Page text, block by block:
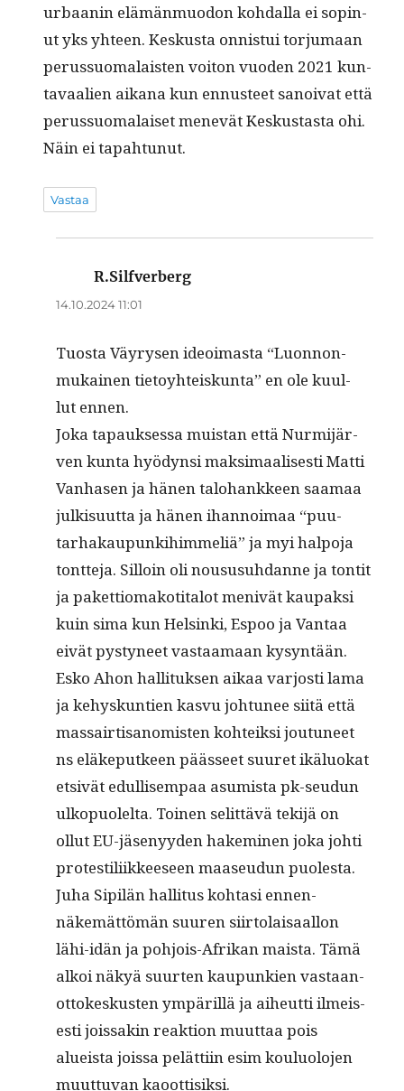
urbaanin elämän­muodon kohdal­la ei sopin­
ut yks yhteen. Keskus­ta onnis­tui tor­ju­maan
perus­suo­ma­lais­ten voiton vuo­den 2021 kun­
tavaalien aikana kun ennus­teet sanoi­vat että
perus­suo­ma­laiset menevät Keskus­tas­ta ohi.
Näin ei tapahtunut.
Vastaa
R.Silfverberg
14.10.2024 11:01
Tuos­ta Väyry­sen ideoimas­ta “Luon­non­
mukainen tietoy­hteiskun­ta” en ole kuul­
lut ennen.
Joka tapauk­ses­sa muis­tan että Nur­mi­jär­
ven kun­ta hyö­dyn­si mak­si­maalis­es­ti Mat­ti
Van­hasen ja hänen talo­hankkeen saa­maa
julk­isu­ut­ta ja hänen ihan­noimaa “puu­
tarhakaupunki­him­meliä” ja myi halpo­ja
tont­te­ja. Sil­loin oli noususuh­danne ja ton­tit
ja paket­tiomakoti­talot menivät kau­pak­si
kuin sima kun Helsin­ki, Espoo ja Van­taa
eivät pystyneet vas­taa­maan kysyntään.
Esko Ahon hal­li­tuk­sen aikaa var­josti lama
ja kehyskun­tien kasvu johtunee siitä että
mas­sair­ti­san­omis­ten kohteik­si joutuneet
ns eläkeput­keen päässeet suuret ikälu­okat
etsivät edullisem­paa asum­ista pk-seudun
ulkop­uolelta. Toinen selit­tävä tek­i­jä on
ollut EU-jäsenyy­den hakem­i­nen joka johti
protestili­ik­keeseen maaseudun puolesta.
Juha Sip­ilän hal­li­tus kohtasi ennen­
näkemät­tömän suuren siir­to­laisaal­lon
lähi-idän ja pohjois-Afrikan maista. Tämä
alkoi näkyä suurten kaupunkien vas­taan­
ot­tokeskusten ympäril­lä ja aiheut­ti ilmeis­
es­ti jois­sakin reak­tion muut­taa pois
alueista jois­sa pelät­ti­in esim koulu­olo­jen
muut­tuvan kaoottisiksi.